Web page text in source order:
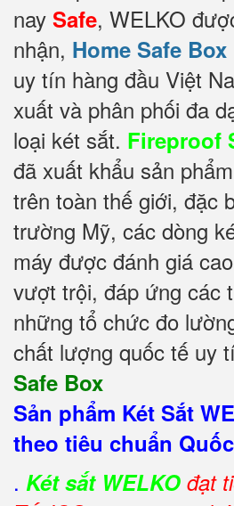
nay Safe, WELKO
nhận, Home Safe Box
uy tín hàng đầu Việt
xuất và phân phối đa
loại két sắt. Fireproof
đã xuất khẩu sản
trên toàn thế giới, đặc
trường Mỹ, các dòng
máy được đánh giá
vượt trội, đáp ứng các
những tổ chức đo
chất lượng quốc tế uy
Safe Box
Sản phẩm Két Sắt
theo tiêu chuẩn
. Két sắt WELKO đạt